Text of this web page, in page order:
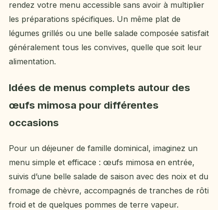
rendez votre menu accessible sans avoir à multiplier
les préparations spécifiques. Un même plat de
légumes grillés ou une belle salade composée satisfait
généralement tous les convives, quelle que soit leur
alimentation.
Idées de menus complets autour des
œufs mimosa pour différentes
occasions
Pour un déjeuner de famille dominical, imaginez un
menu simple et efficace : œufs mimosa en entrée,
suivis d’une belle salade de saison avec des noix et du
fromage de chèvre, accompagnés de tranches de rôti
froid et de quelques pommes de terre vapeur.